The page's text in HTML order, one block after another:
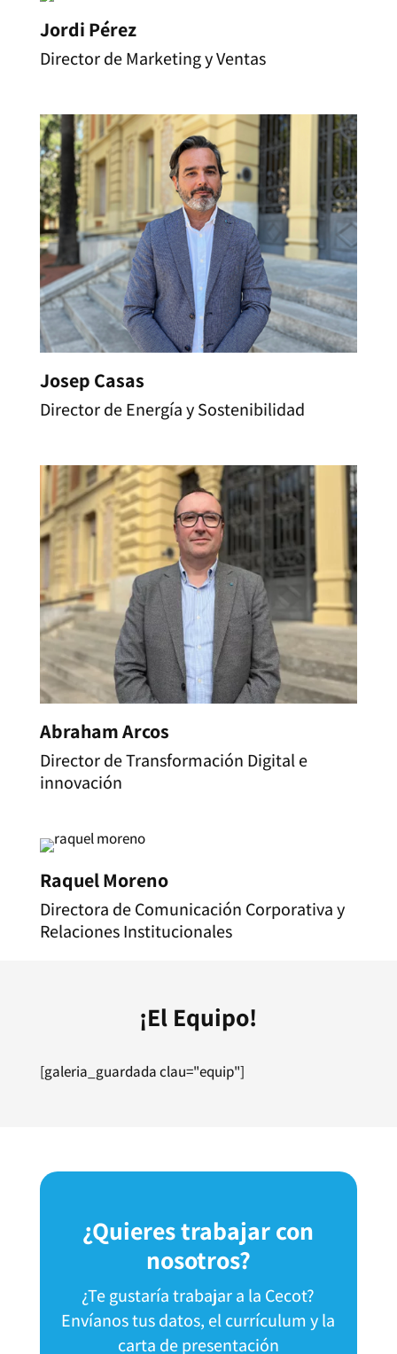
Jordi Pérez
Director de Marketing y Ventas
Josep Casas
Director de Energía y Sostenibilidad
Abraham Arcos
Director de Transformación Digital e
innovación
Raquel Moreno
Directora de Comunicación Corporativa y
Relaciones Institucionales
¡El Equipo!
[galeria_guardada clau="equip"]
¿Quieres trabajar con
nosotros?
¿Te gustaría trabajar a la Cecot?
Envíanos tus datos, el currículum y la
carta de presentación